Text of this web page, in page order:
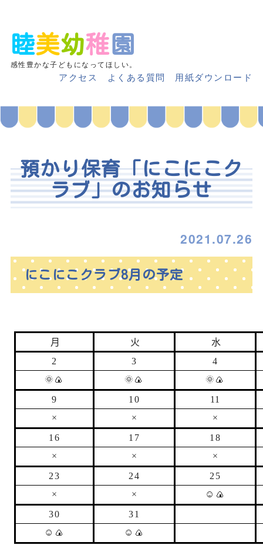
睦美幼稚 園
感性豊かな子どもになってほしい。
アクセス よくある質問 用紙ダウンロード
預かり保育「にこにこク
ラブ」のお知らせ
2021.07.26
にこにこクラブ8月の予定
月 火 水
2 3
4
🌞 🍙 🌞 🍙 🌞 🍙
9
10
11
×
×
×
16
17
18
×
×
×
23
24
25
×
×
☺🍙
30
31
☺🍙
☺🍙